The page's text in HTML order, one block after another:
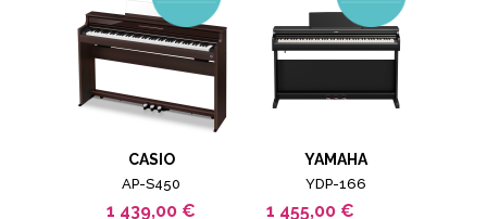
CASIO
AP-S450
1 439,00 €
YAMAHA
YDP-166
1 455,00 €